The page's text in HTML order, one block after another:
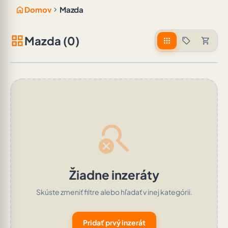
home Domov chevron_right Mazda
grid_viewMazda (0) apps sell shopping_cart
search_off
Žiadne inzeráty
Skúste zmeniť filtre alebo hľadať v inej kategórii.
Pridať prvý inzerát